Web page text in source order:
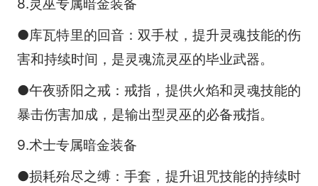
8.灵巫专属暗金装备
●库瓦特里的回音：双手杖，提升灵魂技能的伤
害和持续时间，是灵魂流灵巫的毕业武器。
●午夜骄阳之戒：戒指，提供火焰和灵魂技能的
暴击伤害加成，是输出型灵巫的必备戒指。
9.术士专属暗金装备
●损耗殆尽之缚：手套，提升诅咒技能的持续时